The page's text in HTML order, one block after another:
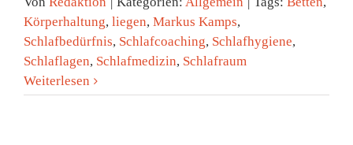
Körperhaltung, liegen, Markus Kamps,
Schlafbedürfnis, Schlafcoaching, Schlafhygiene,
Schlaflagen, Schlafmedizin, Schlafraum
Weiterlesen